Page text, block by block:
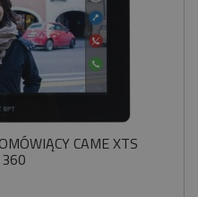
CAME XTS